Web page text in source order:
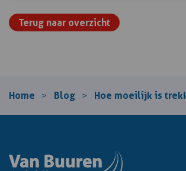
Terug naar overzicht
Home > Blog > Hoe moeilijk is